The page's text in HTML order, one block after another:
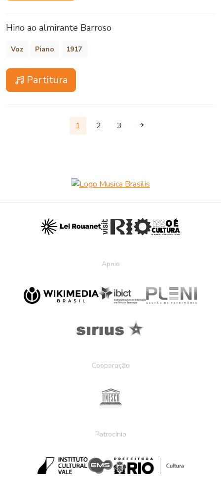
Hino ao almirante Barroso
Voz Piano 1917
Partitura
1 2 3
Apoio
Cooperação
Patrocínio